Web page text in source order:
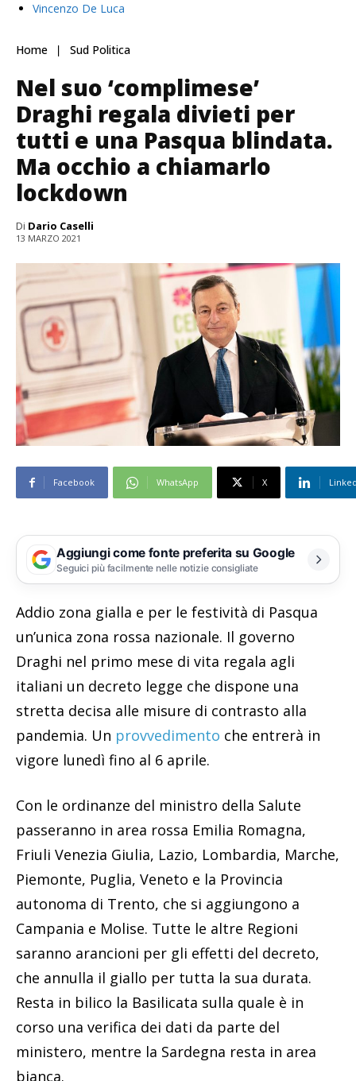
Vincenzo De Luca
Home Sud Politica
Nel suo ‘complimese’
Draghi regala divieti per
tutti e una Pasqua blindata.
Ma occhio a chiamarlo
lockdown
Di Dario Caselli
13 MARZO 2021
Facebook WhatsApp X
Aggiungi come fonte preferita su Google
Seguici più facilmente nelle notizie consigliate
Addio zona gialla e per le festività di Pasqua
un’unica zona rossa nazionale. Il governo
Draghi nel primo mese di vita regala agli
italiani un decreto legge che dispone una
stretta decisa alle misure di contrasto alla
pandemia. Un provvedimento che entrerà in
vigore lunedì fino al 6 aprile.
Con le ordinanze del ministro della Salute
passeranno in area rossa Emilia Romagna,
Friuli Venezia Giulia, Lazio, Lombardia, Marche,
Piemonte, Puglia, Veneto e la Provincia
autonoma di Trento, che si aggiungono a
Campania e Molise. Tutte le altre Regioni
saranno arancioni per gli effetti del decreto,
che annulla il giallo per tutta la sua durata.
Resta in bilico la Basilicata sulla quale è in
corso una verifica dei dati da parte del
ministero, mentre la Sardegna resta in area
bianca.